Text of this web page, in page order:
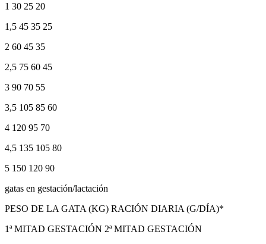
1 30 25 20
1,5 45 35 25
2 60 45 35
2,5 75 60 45
3 90 70 55
3,5 105 85 60
4 120 95 70
4,5 135 105 80
5 150 120 90
gatas en gestación/lactación
PESO DE LA GATA (KG) RACIÓN DIARIA (G/DÍA)*
1ª MITAD GESTACIÓN 2ª MITAD GESTACIÓN